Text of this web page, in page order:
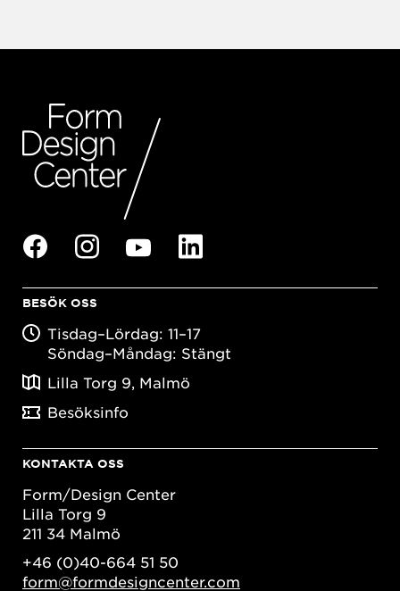
BESÖK OSS
Tisdag–Lördag: 11–17
Söndag–Måndag: Stängt
Lilla Torg 9, Malmö
Besöksinfo
KONTAKTA OSS
Form/Design Center
Lilla Torg 9
211 34 Malmö
+46 (0)40-664 51 50
form@formdesigncenter.com